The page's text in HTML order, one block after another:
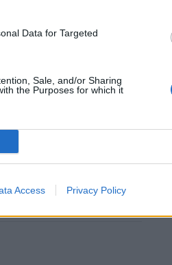
Data for Targeted
Sale, and/or Sharing
the Purposes for which it
Access Privacy Policy
στους
κάποιον φυλακή για
φέρθηκε σωστά και
θύματα των